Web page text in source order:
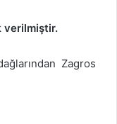
verilmiştir.
Zagros